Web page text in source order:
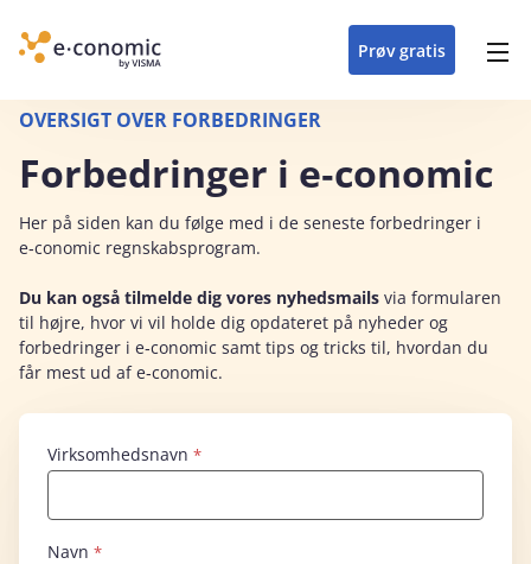
Header top menu
Prøv gratis
Main navigation
skræddersyet løsning
til din branche
e‑conomic
alle funktioner i
e‑conomic
e‑conomic
skræddersyede kurser
til administratorer
forhandler kan styrke
og vækste din
virksomhed
OVERSIGT OVER FORBEDRINGER
Forbedringer i e‑conomic
Her på siden kan du følge med i de seneste forbedringer i
e‑conomic regnskabsprogram.
Du kan også tilmelde dig vores nyhedsmails via formularen
til højre, hvor vi vil holde dig opdateret på nyheder og
forbedringer i e‑conomic samt tips og tricks til, hvordan du
får mest ud af e‑conomic.
Virksomhedsnavn
Navn